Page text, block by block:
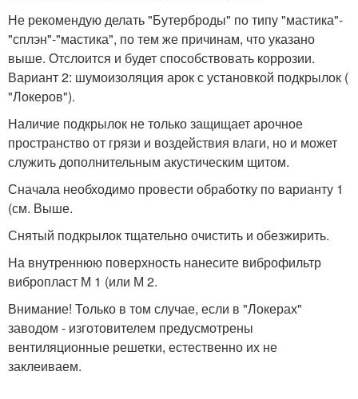
Не рекомендую делать "Бутерброды" по типу "мастика"-
"сплэн"-"мастика", по тем же причинам, что указано
выше. Отслоится и будет способствовать коррозии.
Вариант 2: шумоизоляция арок с установкой подкрылок (
"Локеров").
Наличие подкрылок не только защищает арочное
пространство от грязи и воздействия влаги, но и может
служить дополнительным акустическим щитом.
Сначала необходимо провести обработку по варианту 1
(см. Выше.
Снятый подкрылок тщательно очистить и обезжирить.
На внутреннюю поверхность нанесите виброфильтр
вибропласт М 1 (или М 2.
Внимание! Только в том случае, если в "Локерах"
заводом - изготовителем предусмотрены
вентиляционные решетки, естественно их не
заклеиваем.